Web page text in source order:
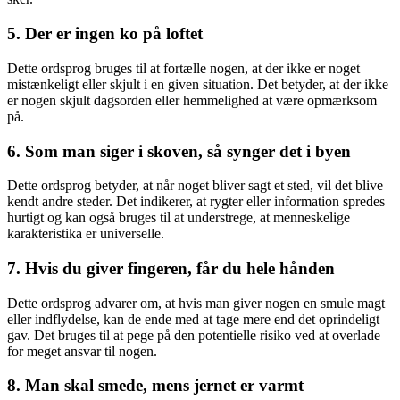
5. Der er ingen ko på loftet
Dette ordsprog bruges til at fortælle nogen, at der ikke er noget
mistænkeligt eller skjult i en given situation. Det betyder, at der ikke
er nogen skjult dagsorden eller hemmelighed at være opmærksom
på.
6. Som man siger i skoven, så synger det i byen
Dette ordsprog betyder, at når noget bliver sagt et sted, vil det blive
kendt andre steder. Det indikerer, at rygter eller information spredes
hurtigt og kan også bruges til at understrege, at menneskelige
karakteristika er universelle.
7. Hvis du giver fingeren, får du hele hånden
Dette ordsprog advarer om, at hvis man giver nogen en smule magt
eller indflydelse, kan de ende med at tage mere end det oprindeligt
gav. Det bruges til at pege på den potentielle risiko ved at overlade
for meget ansvar til nogen.
8. Man skal smede, mens jernet er varmt